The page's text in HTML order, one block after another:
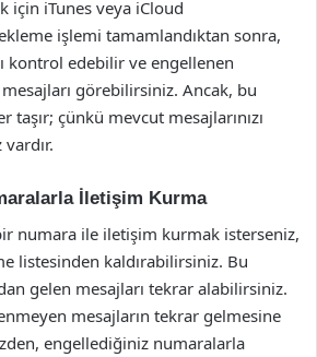
için iTunes veya iCloud
işlemi tamamlandıktan sonra,
kontrol edebilir ve engellenen
görebilirsiniz. Ancak, bu
taşır; çünkü mevcut mesajlarınızı
İletişim Kurma
numara ile iletişim kurmak isterseniz,
listesinden kaldırabilirsiniz. Bu
gelen mesajları tekrar alabilirsiniz.
mesajların tekrar gelmesine
engellediğiniz numaralarla